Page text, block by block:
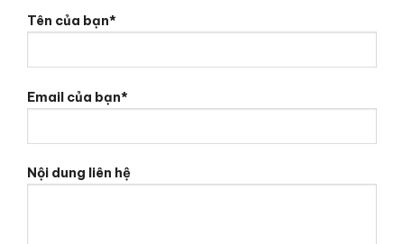
Tên của bạn*
Email của bạn*
Nội dung liên hệ